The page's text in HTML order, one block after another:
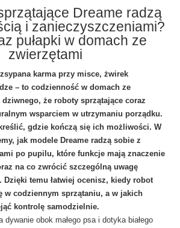
Dreame radzą
i zanieczyszczeniami?
pułapki w domach ze
zwierzętami
karma przy misce, żwirek
– to codzienność w domach ze
że roboty sprzątające coraz
wsparciem w utrzymaniu porządku.
gdzie kończą się ich możliwości. W
jak modele Dreame radzą sobie z
po pupilu, które funkcje mają znaczenie
na co zwrócić szczególną uwagę
Dzięki temu łatwiej ocenisz, kiedy robot
w codziennym sprzątaniu, a w jakich
kontrolę samodzielnie.